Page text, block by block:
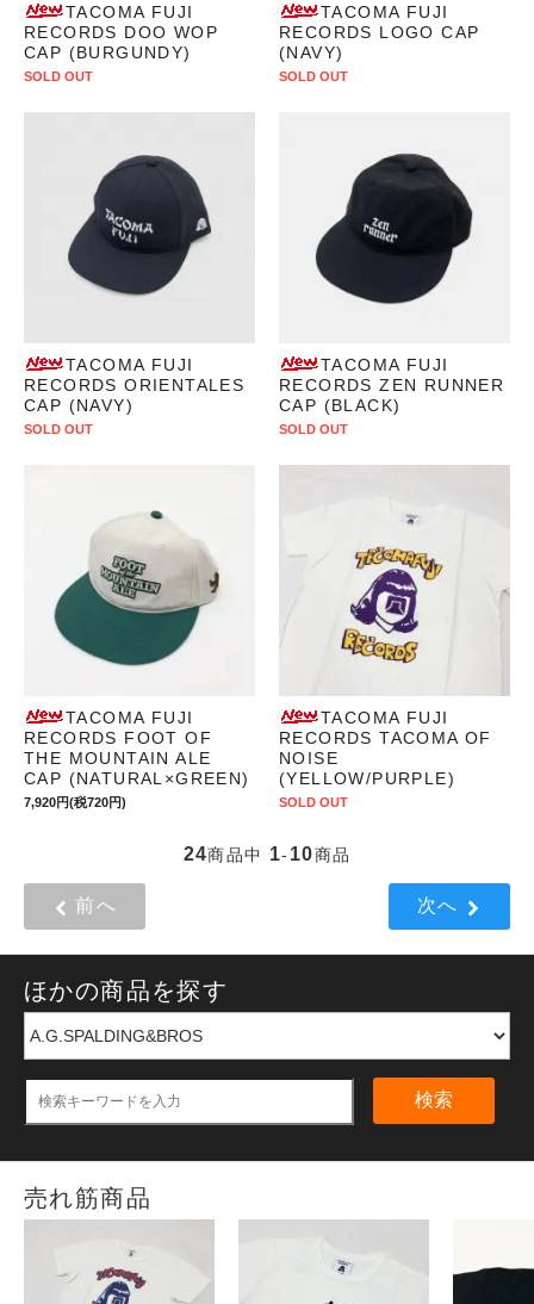
TACOMA FUJI
RECORDS DOO WOP
CAP (BURGUNDY)
SOLD OUT
TACOMA FUJI
RECORDS LOGO CAP
(NAVY)
SOLD OUT
TACOMA FUJI
RECORDS ORIENTALES
CAP (NAVY)
SOLD OUT
TACOMA FUJI
RECORDS ZEN RUNNER
CAP (BLACK)
SOLD OUT
TACOMA FUJI
RECORDS FOOT OF
THE MOUNTAIN ALE
CAP (NATURAL×GREEN)
7,920円(税720円)
TACOMA FUJI
RECORDS TACOMA OF
NOISE
(YELLOW/PURPLE)
SOLD OUT
24商品中 1- 10商品
前へ 次へ
ほかの商品を探す
検索
売れ筋商品